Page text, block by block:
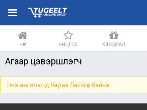
НҮҮР ОНЦЛОХ ХЯМДРАЛ
Агаар цэвэршүүлэгч
Энэ ангилалд бараа байхгүй байна.